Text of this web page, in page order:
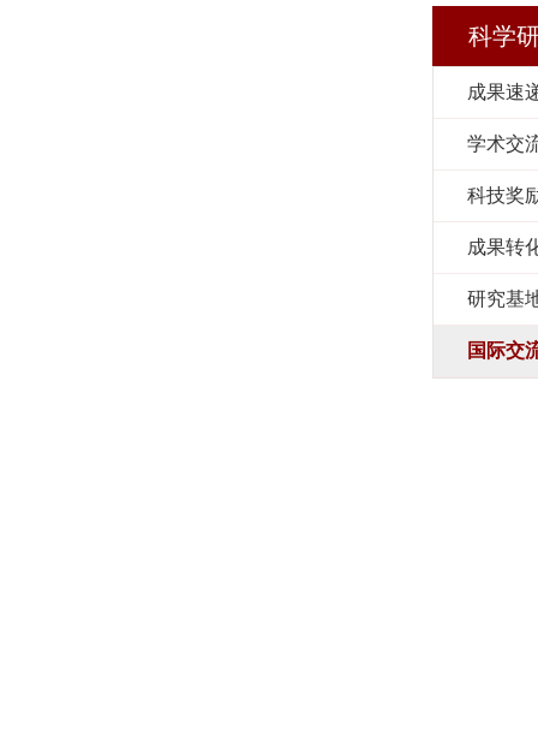
科学
成果速
学术交
科技奖
成果转
研究基
国际交